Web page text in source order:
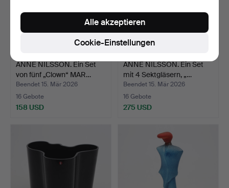
ANNE NILSSON. Ein Set
von fünf „Clown“ MAR…
Beendet 15. Mär 2026
16 Gebote
158 USD
ANNE NILSSON. Ein Set
mit 4 Sektgläsern, „…
Beendet 15. Mär 2026
16 Gebote
275 USD
Cookie-Einstellungen
Alle akzeptieren